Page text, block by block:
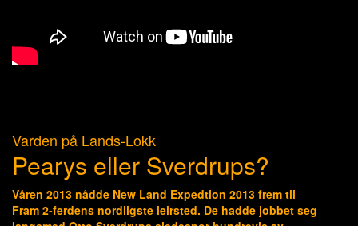
Varden på Lands-Lokk
Pearys eller Sverdrups?
Våren 2013 nådde New Land Expedtion 2013 frem til
Fram 2-ferdens nordligste leirsted. De hadde jobbet seg